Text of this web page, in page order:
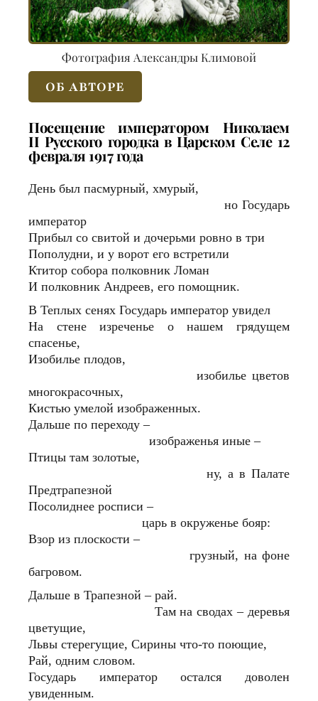
Фотография Александры Климовой
ОБ АВТОРЕ
Посещение императором Николаем
II Русского городка в Царском Селе 12
февраля 1917 года
День был пасмурный, хмурый,
но Государь
император
Прибыл со свитой и дочерьми ровно в три
Пополудни, и у ворот его встретили
Ктитор собора полковник Ломан
И полковник Андреев, его помощник.
В Теплых сенях Государь император увидел
На стене изреченье о нашем грядущем
спасенье,
Изобилье плодов,
изобилье цветов
многокрасочных,
Кистью умелой изображенных.
Дальше по переходу –
изображенья иные –
Птицы там золотые,
ну, а в Палате
Предтрапезной
Посолиднее росписи –
царь в окруженье бояр:
Взор из плоскости –
грузный, на фоне
багровом.
Дальше в Трапезной – рай.
Там на сводах – деревья
цветущие,
Львы стерегущие, Сирины что-то поющие,
Рай, одним словом.
Государь император остался доволен
увиденным.